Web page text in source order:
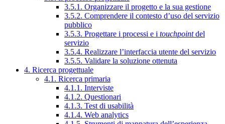
3.5.1. Organizzare il progetto e la sua gestione
3.5.2. Comprendere il contesto d’uso del servizio
pubblico
3.5.3. Progettare i processi e i touchpointdel
servizio
3.5.4. Realizzare l’interfaccia utente del servizio
3.5.5. Validare la soluzione ottenuta
4. Ricerca progettuale
4.1. Ricerca primaria
4.1.1. Interviste
4.1.2. Questionari
4.1.3. Test di usabilità
4.1.4. Web analytics